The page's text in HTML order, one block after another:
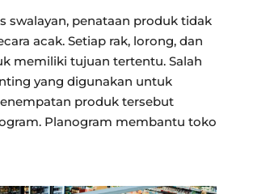
swalayan, penataan produk tidak
acak. Setiap rak, lorong, dan
memiliki tujuan tertentu. Salah
yang digunakan untuk
produk tersebut
Planogram membantu toko